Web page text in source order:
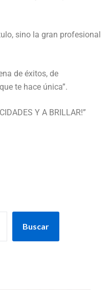
sino la gran profesional
de éxitos, de
te hace única”.
Y A BRILLAR!”
Buscar